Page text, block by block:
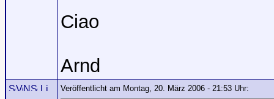
Ciao
Arnd
Veröffentlicht am Montag, 20. März 2006 - 21:53 Uhr: